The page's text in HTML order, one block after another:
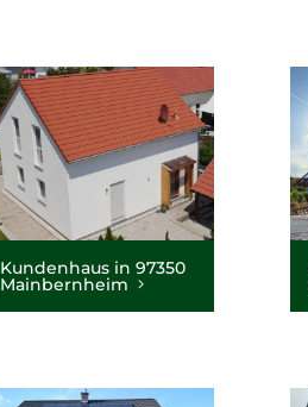
Kundenhaus in 97350
Mainbernheim